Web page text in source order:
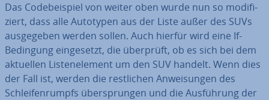
Das Code­bei­spiel von weiter oben wurde nun so mo­di­fi­
ziert, dass alle Autotypen aus der Liste außer des SUVs
aus­ge­ge­ben werden sollen. Auch hierfür wird eine If-
Bedingung ein­ge­setzt, die überprüft, ob es sich bei dem
aktuellen Lis­ten­ele­ment um den SUV handelt. Wenn dies
der Fall ist, werden die rest­li­chen An­wei­sun­gen des
Schlei­fen­rumpfs über­sprun­gen und die Aus­füh­rung der